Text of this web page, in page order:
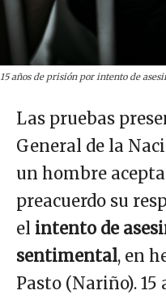
15 años de prisión por intento de
Las pruebas
General de la
un hombre
preacuerdo su
el intento de
sentimental, en
Pasto (Nariño).